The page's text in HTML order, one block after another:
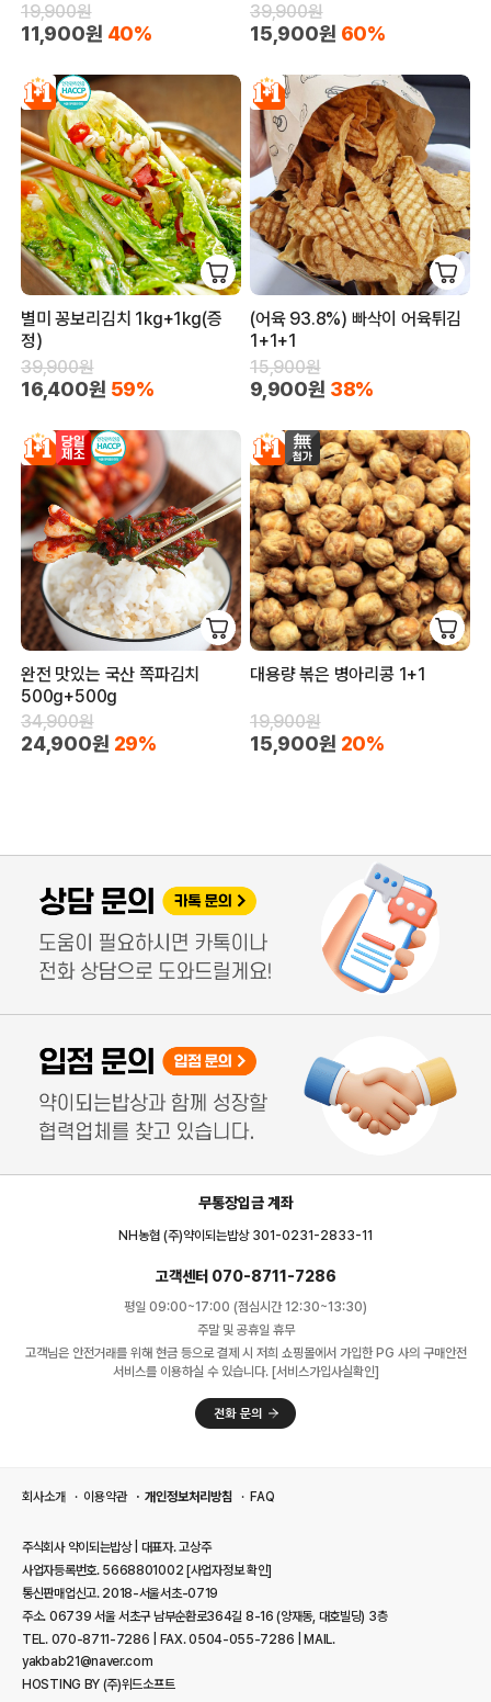
19,900원
11,900원 40%
39,900원
15,900원 60%
별미 꽁보리김치 1kg+1kg(증
정)
39,900원
16,400원 59%
(어육 93.8%) 빠삭이 어육튀김
1+1+1
15,900원
9,900원 38%
완전 맛있는 국산 쪽파김치
500g+500g
34,900원
24,900원 29%
대용량 볶은 병아리콩 1+1
19,900원
15,900원 20%
무통장입금 계좌
NH농협 (주)약이되는밥상 301-0231-2833-11
고객센터 070-8711-7286
평일 09:00~17:00 (점심시간 12:30~13:30)
주말 및 공휴일 휴무
고객님은 안전거래를 위해 현금 등으로 결제 시 저희 쇼핑몰에서 가입한 PG 사의 구매안전
서비스를 이용하실 수 있습니다. [서비스가입사실확인]
회사소개 이용약관 개인정보처리방침 FAQ
주식회사 약이되는밥상 | 대표자. 고상주
사업자등록번호. 5668801002 [사업자정보 확인]
통신판매업신고. 2018-서울서초-0719
주소. 06739 서울 서초구 남부순환로364길 8-16 (양재동, 대호빌딩) 3층
TEL. 070-8711-7286 | FAX. 0504-055-7286 | MAIL.
yakbab21@naver.com
HOSTING BY (주)위드소프트